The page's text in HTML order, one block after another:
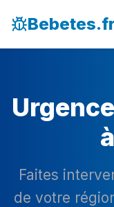
Faites
de votre